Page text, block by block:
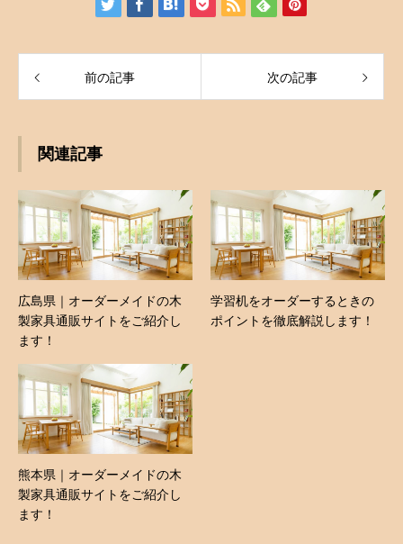
前の記事 次の記事
関連記事
広島県｜オーダーメイドの木
製家具通販サイトをご紹介し
ます！
学習机をオーダーするときの
ポイントを徹底解説します！
熊本県｜オーダーメイドの木
製家具通販サイトをご紹介し
ます！